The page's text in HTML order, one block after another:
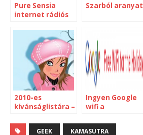
Pure Sensia
internet rádiós
Szarból aranyat
2010-es
kívánságlistára –
Ingyen Google
wifi a
GEEK KAMASUTRA